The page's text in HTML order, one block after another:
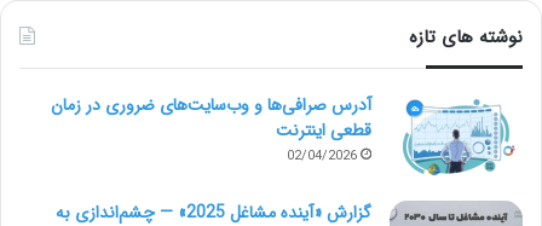
نوشته های تازه
آدرس صرافی‌ها و وب‌سایت‌های ضروری در زمان
قطعی اینترنت
02/04/2026
گزارش «آینده مشاغل 2025» — چشم‌اندازی به